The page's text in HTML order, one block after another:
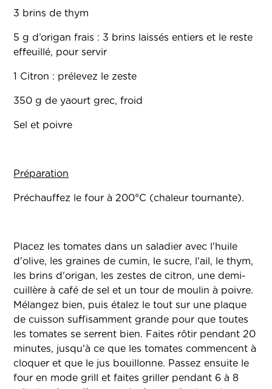
3 brins de thym
5 g d’origan frais : 3 brins laissés entiers et le reste
effeuillé, pour servir
1 Citron : prélevez le zeste
350 g de yaourt grec, froid
Sel et poivre
Préparation
Préchauffez le four à 200°C (chaleur tournante).
Placez les tomates dans un saladier avec l'huile
d'olive, les graines de cumin, le sucre, l'ail, le thym,
les brins d'origan, les zestes de citron, une demi-
cuillère à café de sel et un tour de moulin à poivre.
Mélangez bien, puis étalez le tout sur une plaque
de cuisson suffisamment grande pour que toutes
les tomates se serrent bien. Faites rôtir pendant 20
minutes, jusqu'à ce que les tomates commencent à
cloquer et que le jus bouillonne. Passez ensuite le
four en mode grill et faites griller pendant 6 à 8